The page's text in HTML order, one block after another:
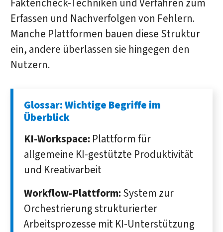
Faktencheck-Techniken und Verfahren zum
Erfassen und Nachverfolgen von Fehlern.
Manche Plattformen bauen diese Struktur
ein, andere überlassen sie hingegen den
Nutzern.
Glossar: Wichtige Begriffe im
Überblick
KI-Workspace: Plattform für
allgemeine KI-gestützte Produktivität
und Kreativarbeit
Workflow-Plattform: System zur
Orchestrierung strukturierter
Arbeitsprozesse mit KI-Unterstützung